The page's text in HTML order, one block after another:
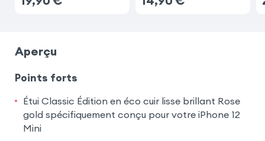
Aperçu
Points forts
Étui Classic Édition en éco cuir lisse brillant Rose
gold spécifiquement conçu pour votre iPhone 12
Mini